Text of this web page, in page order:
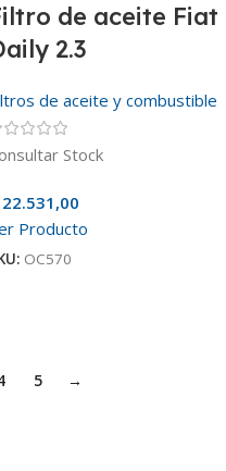
de aceite Fiat
2.3
de aceite y combustible
Stock
22.531,00
Producto
OC570
5 →